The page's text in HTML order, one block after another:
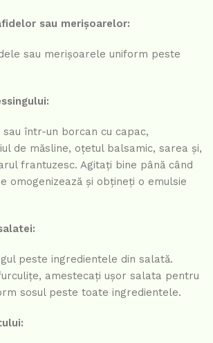
sau merișoarelor:
sau merișoarele uniform peste
într-un borcan cu capac,
de măsline, oțetul balsamic, sarea și,
frantuzesc. Agitați bine până când
omogenizează și obțineți o emulsie
peste ingredientele din salată.
amestecați ușor salata pentru
sosul peste toate ingredientele.